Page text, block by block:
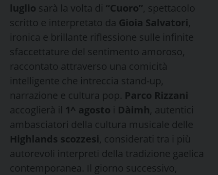
luglio sarà la volta di “Cuoro”, spettacolo
scritto e interpretato da Gioia Salvatori,
ironica e brillante riflessione sulle infinite
sfaccettature del sentimento amoroso,
raccontato attraverso una comicità
intelligente che intreccia stand-up,
narrazione e cultura pop. Parco Rizzani
accoglierà il 1^ agosto i Dàimh, autentici
ambasciatori della cultura musicale delle
Highlands scozzesi, considerati tra i più
autorevoli interpreti della tradizione gaelica
contemporanea. Il giorno successivo,